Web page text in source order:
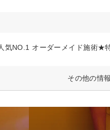
気NO.1 オーダーメイド施術★
その他の情